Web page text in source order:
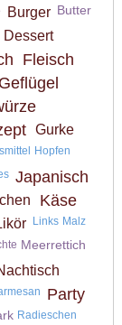
Burger Butter
Dessert
Fleisch
Geflügel
Gurke
Hopfen
Japanisch
Käse
Links Malz
Meerrettich
Party
Radieschen